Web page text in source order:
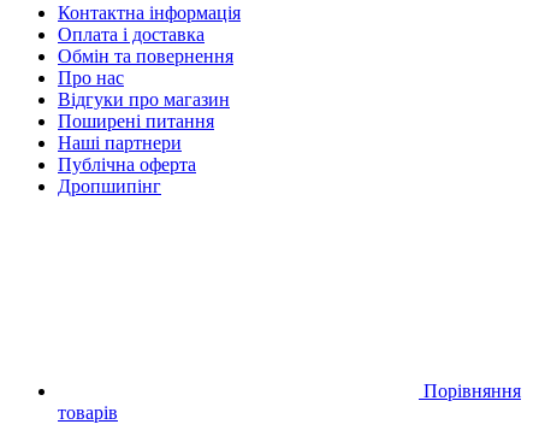
Контактна інформація
Оплата і доставка
Обмін та повернення
Про нас
Відгуки про магазин
Поширені питання
Наші партнери
Публічна оферта
Дропшипінг
Порівняння
товарів